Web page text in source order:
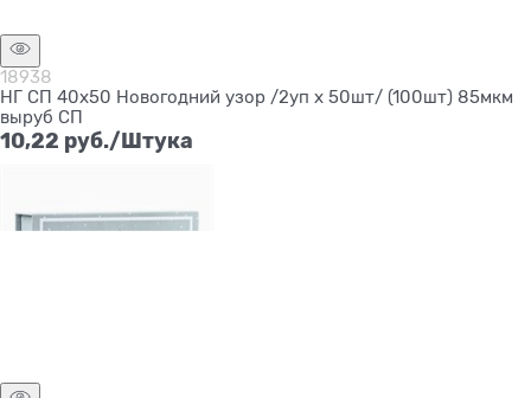
18938
НГ СП 40х50 Новогодний узор /2уп х 50шт/ (100шт) 85мкм
выруб СП
10,22 руб./Штука